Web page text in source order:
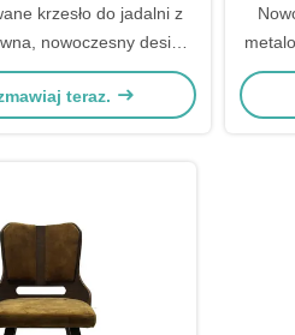
krzesło do jadalni z
nowoczesny design,
drewno 62×52×79cm
teraz.